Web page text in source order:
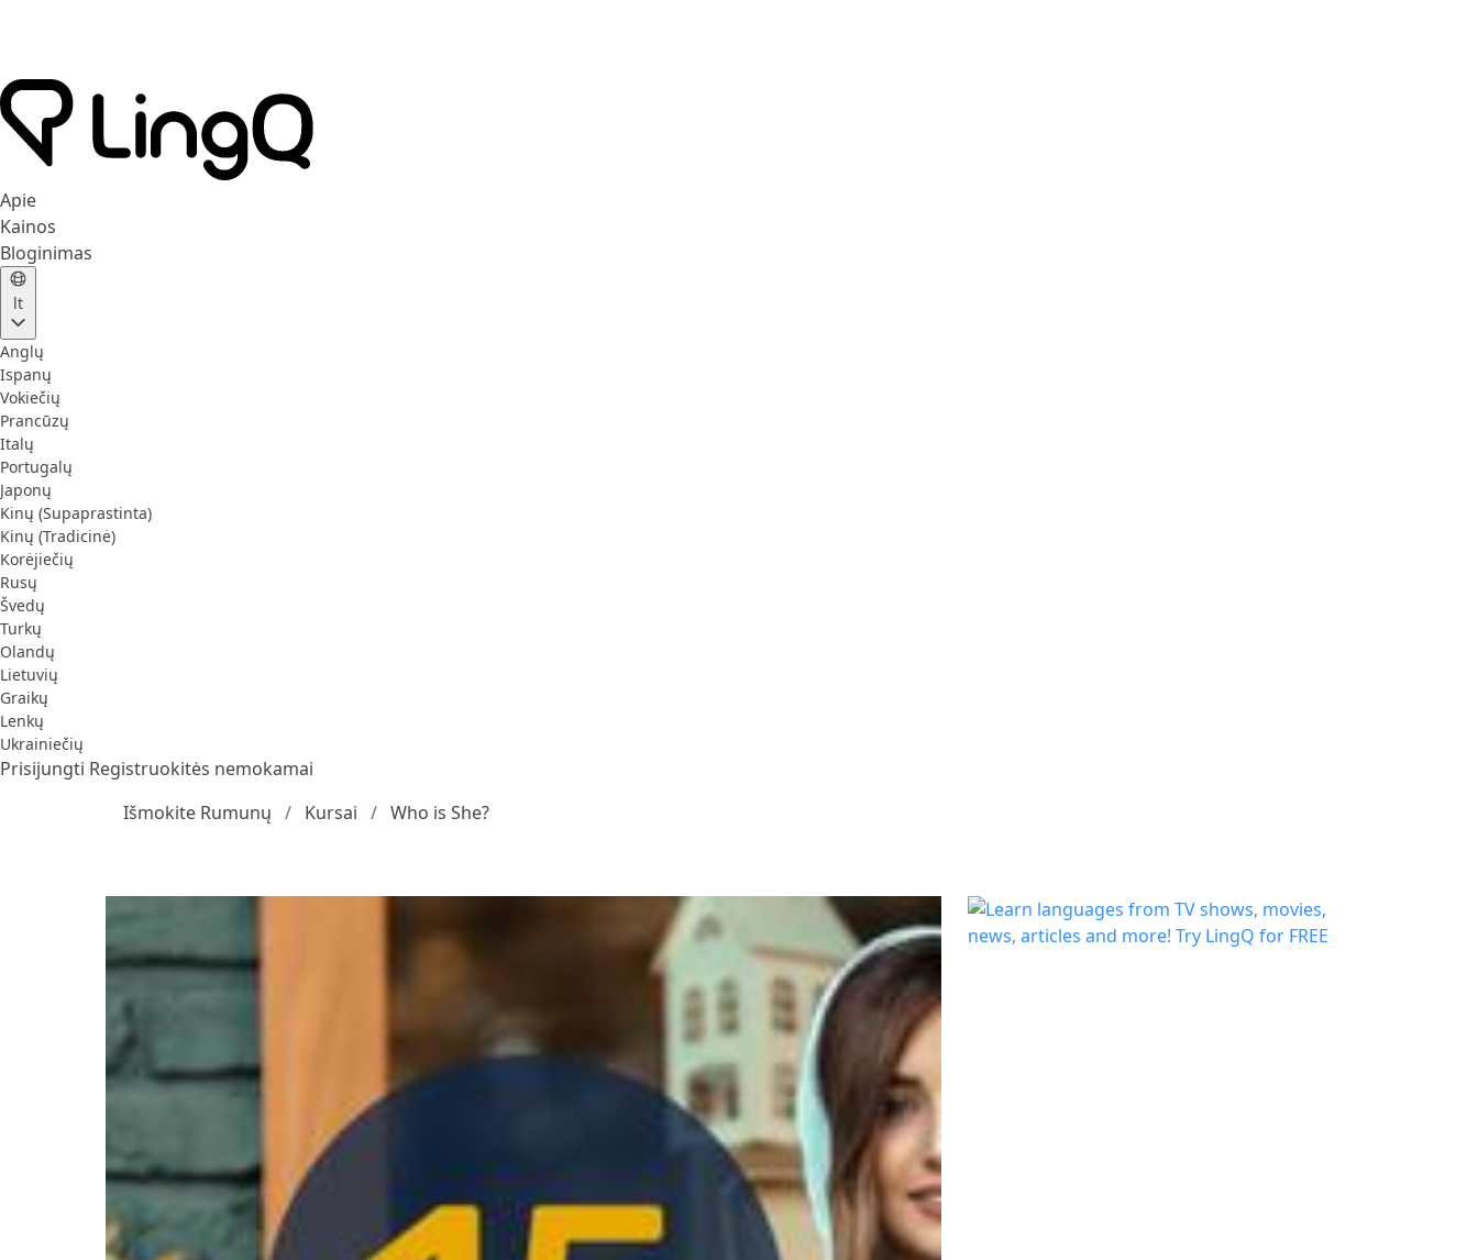
Apie
Kainos
Bloginimas
lt
Anglų
Ispanų
Vokiečių
Prancūzų
Italų
Portugalų
Japonų
Kinų (Supaprastinta)
Kinų (Tradicinė)
Korėjiečių
Rusų
Švedų
Turkų
Olandų
Lietuvių
Graikų
Lenkų
Ukrainiečių
Prisijungti Registruokitės nemokamai
Išmokite Rumunų
Kursai Who is She?